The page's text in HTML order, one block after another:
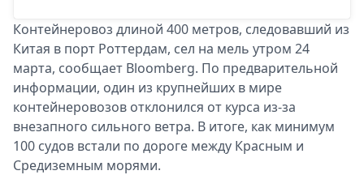
Контейнеровоз длиной 400 метров, следовавший из
Китая в порт Роттердам, сел на мель утром 24
марта, сообщает Bloomberg. По предварительной
информации, один из крупнейших в мире
контейнеровозов отклонился от курса из-за
внезапного сильного ветра. В итоге, как минимум
100 судов встали по дороге между Красным и
Средиземным морями.